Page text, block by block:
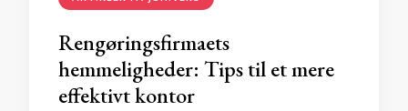
Rengøringsfirmaets
hemmeligheder: Tips til et mere
effektivt kontor